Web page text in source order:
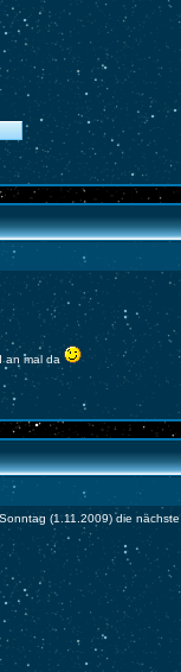
an mal da
(1.11.2009) die nächste